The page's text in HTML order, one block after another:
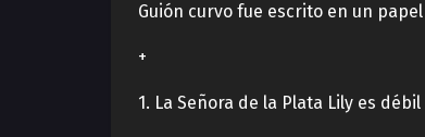
Guión curvo fue escrito en un
+
1. La Señora de la Plata Lily es